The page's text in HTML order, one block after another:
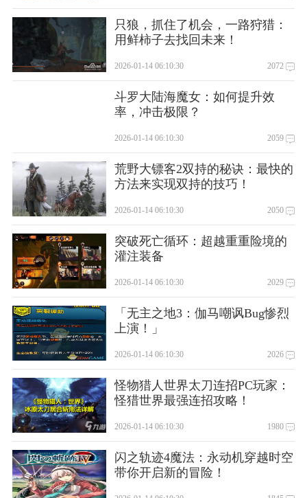
只狼，抓住了机会，一路狩猎：
用鲜柿子去找回未来！
2026-01-14 06:10:30 2072
斗罗大陆海魔女：如何提升效
率，冲击极限？
2026-01-14 06:10:30 2059
荒野大镖客2双持的秘诀：最快的
方法来实现双持的技巧！
2026-01-14 06:10:30 2050
突破死亡循环：超越重重险境的
灌注装备
2026-01-14 06:10:30 2029
「无主之地3：伽马嘲讽Bug惨烈
上演！」
2026-01-14 06:10:30 2026
怪物猎人世界太刀连招PC玩家：
怪猎世界最强连招攻略！
2026-01-14 06:10:30 1980
闪之轨迹4魔法：永动机穿越时空
带你开启新的冒险！